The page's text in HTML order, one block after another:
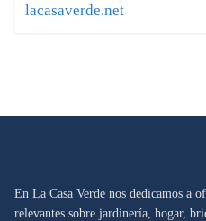
En La Casa Verde nos dedicamos a
relevantes sobre jardinería, hogar,